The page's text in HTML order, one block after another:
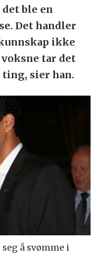
ble en
Det handler
ikke
tar det
sier han.
å svømme i